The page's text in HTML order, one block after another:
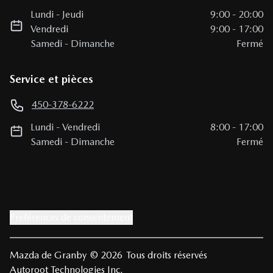
Lundi - Jeudi 9:00 - 20:00
Vendredi
9:00 - 17:00
Samedi - Dimanche Fermé
Service et pièces
450-378-6222
Lundi -Vendredi 8:00 - 17:00
Samedi - Dimanche Fermé
Mazda de Granby © 2026 Tous droits réservés
Autoroot Technologies Inc.